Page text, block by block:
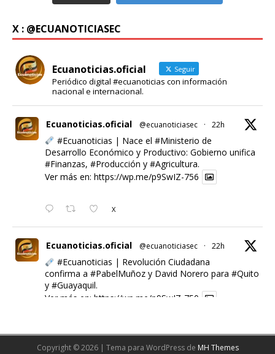
X : @ECUANOTICIASEC
Ecuanoticias.oficial Seguir
Periódico digital #ecuanoticias con información
nacional e internacional.
Ecuanoticias.oficial @ecuanoticiasec · 22h
#Ecuanoticias | Nace el #Ministerio de
Desarrollo Económico y Productivo: Gobierno unifica
#Finanzas, #Producción y #Agricultura.
Ver más en: https://wp.me/p9SwIZ-756
X
Ecuanoticias.oficial @ecuanoticiasec · 22h
#Ecuanoticias | Revolución Ciudadana
confirma a #PabelMuñoz y David Norero para #Quito
y #Guayaquil.
Ver más en: https://wp.me/p9SwIZ-750
Copyright © 2026 | Tema para WordPress de MH Themes